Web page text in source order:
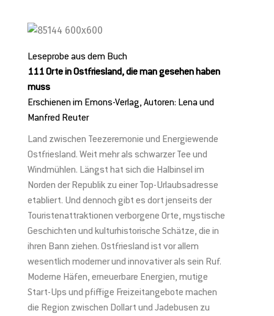
Leseprobe aus dem Buch
111 Orte in Ostfriesland, die man gesehen haben
muss
Erschienen im Emons-Verlag, Autoren: Lena und
Manfred Reuter
Land zwischen Teezeremonie und Energiewende
Ostfriesland. Weit mehr als schwarzer Tee und
Windmühlen. Längst hat sich die Halbinsel im
Norden der Republik zu einer Top-Urlaubsadresse
etabliert. Und dennoch gibt es dort jenseits der
Touristenattraktionen verborgene Orte, mystische
Geschichten und kulturhistorische Schätze, die in
ihren Bann ziehen. Ostfriesland ist vor allem
wesentlich moderner und innovativer als sein Ruf.
Moderne Häfen, erneuerbare Energien, mutige
Start-Ups und pfiffige Freizeitangebote machen
die Region zwischen Dollart und Jadebusen zu
Jetzt anmelden und 5 € Rabatt
sichern!
Mit unserem Newsletter bist Du immer top-aktuell informiert. Du
bekommst Infos zu neuen Partnern, attraktiven Sonderaktionen und
neuen Beiträgen in unserem Heimatliebe-Blog aus erster Hand.